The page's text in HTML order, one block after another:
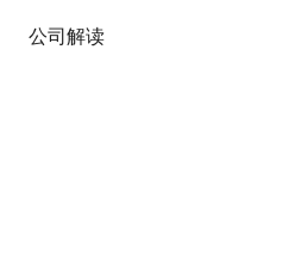
公司解读